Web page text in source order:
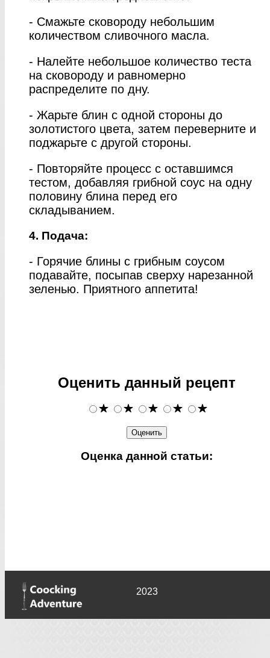
- Смажьте сковороду небольшим
количеством сливочного масла.
- Налейте небольшое количество теста
на сковороду и равномерно
распределите по дну.
- Жарьте блин с одной стороны до
золотистого цвета, затем переверните и
поджарьте с другой стороны.
- Повторяйте процесс с оставшимся
тестом, добавляя грибной соус на одну
половину блина перед его
складыванием.
4. Подача:
- Горячие блины с грибным соусом
подавайте, посыпав сверху нарезанной
зеленью. Приятного аппетита!
Оценить данный рецепт
Оценка данной статьи:
2023